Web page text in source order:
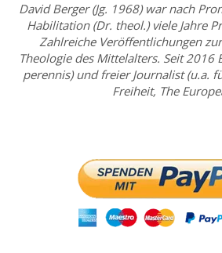
David Berger (Jg. 1968) war nach
Habilitation (Dr. theol.) viele Jahre
Zahlreiche Veröffentlichungen
Theologie des Mittelalters. Seit 2016
perennis) und freier Journalist (u.a.
Freiheit, The